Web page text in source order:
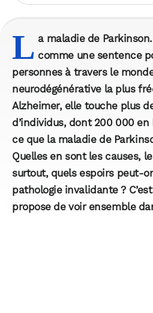
L a maladie de
comme une sentence
personnes à travers le
neurodégénérative la plus
Alzheimer, elle touche plus
d’individus, dont 200 000 en
ce que la maladie de
Quelles en sont les causes,
surtout, quels espoirs peut-
pathologie invalidante ?
propose de voir ensemble